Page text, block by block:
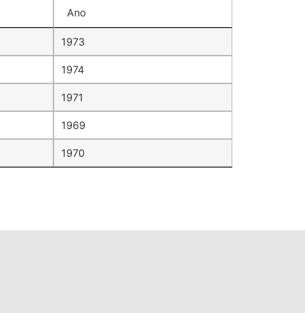
Ano
1973
1974
1971
1969
1970